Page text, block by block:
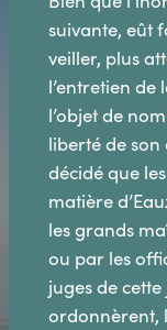
suivante, eût
veiller, plus
l’entretien de
l’objet de
liberté de son
décidé que
matière
les grands
ou par les
juges de
ordonnèrent,